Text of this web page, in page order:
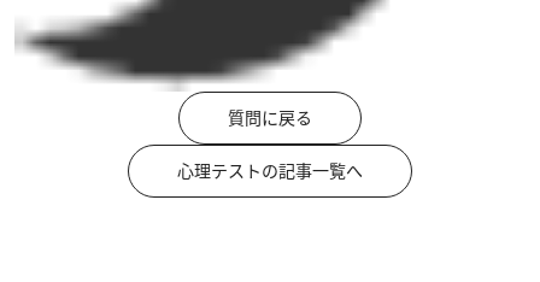
質問に戻る
心理テストの記事一覧へ